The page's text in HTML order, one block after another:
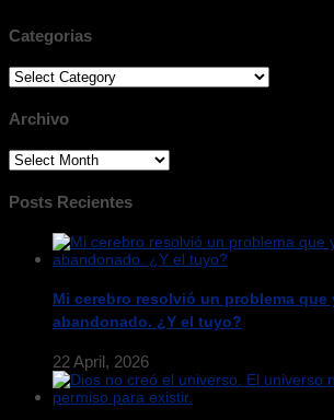
Categorias
Categorias
Archivo
Archivo
Posts Recientes
Mi cerebro resolvió un problema que
abandonado. ¿Y el tuyo?
22 April, 2026